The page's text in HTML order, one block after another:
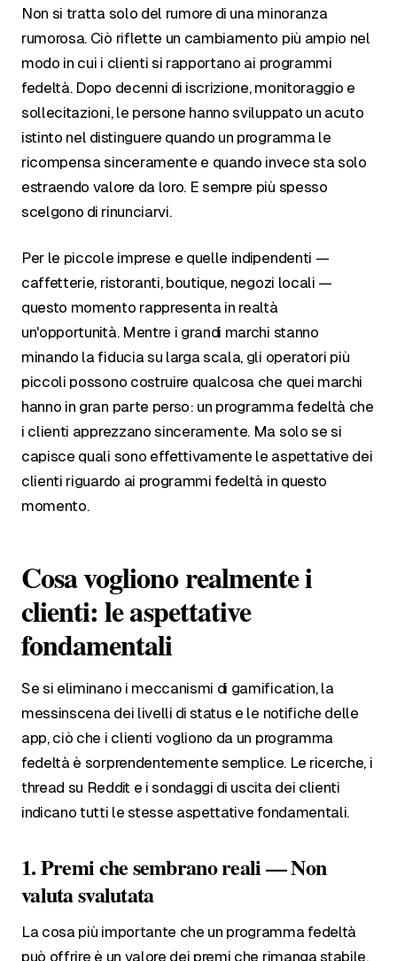
Non si tratta solo del rumore di una minoranza
rumorosa. Ciò riflette un cambiamento più ampio nel
modo in cui i clienti si rapportano ai programmi
fedeltà. Dopo decenni di iscrizione, monitoraggio e
sollecitazioni, le persone hanno sviluppato un acuto
istinto nel distinguere quando un programma le
ricompensa sinceramente e quando invece sta solo
estraendo valore da loro. E sempre più spesso
scelgono di rinunciarvi.
Per le piccole imprese e quelle indipendenti —
caffetterie, ristoranti, boutique, negozi locali —
questo momento rappresenta in realtà
un'opportunità. Mentre i grandi marchi stanno
minando la fiducia su larga scala, gli operatori più
piccoli possono costruire qualcosa che quei marchi
hanno in gran parte perso: un programma fedeltà che
i clienti apprezzano sinceramente. Ma solo se si
capisce quali sono effettivamente le aspettative dei
clienti riguardo ai programmi fedeltà in questo
momento.
Cosa vogliono realmente i
clienti: le aspettative
fondamentali
Se si eliminano i meccanismi di gamification, la
messinscena dei livelli di status e le notifiche delle
app, ciò che i clienti vogliono da un programma
fedeltà è sorprendentemente semplice. Le ricerche, i
thread su Reddit e i sondaggi di uscita dei clienti
indicano tutti le stesse aspettative fondamentali.
1. Premi che sembrano reali — Non
valuta svalutata
La cosa più importante che un programma fedeltà
può offrire è un valore dei premi che rimanga stabile.